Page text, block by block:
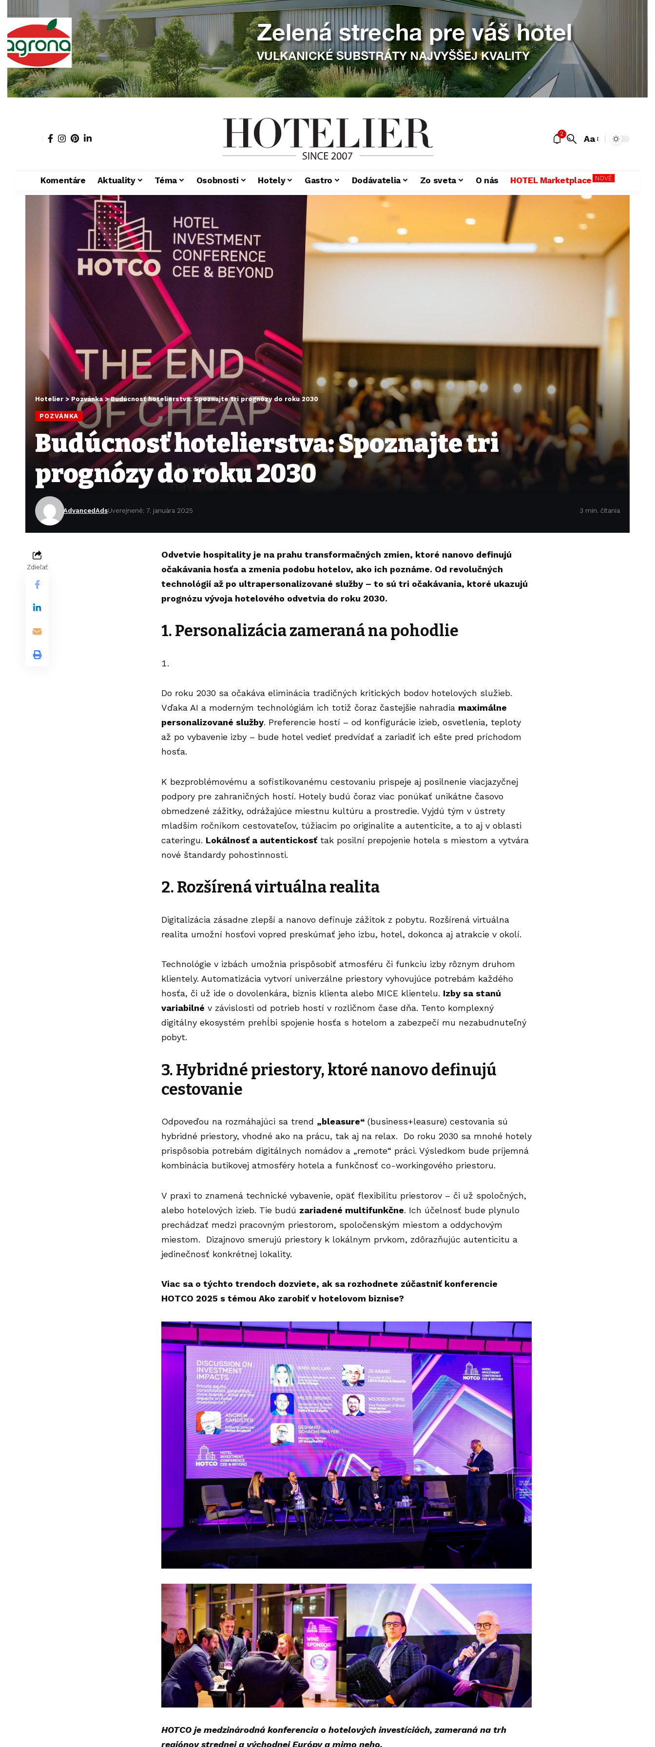
2 Aa
Komentáre Aktuality Téma Osobnosti Hotely Gastro Dodávatelia Zo sveta O nás HOTEL Marketplace NOVÉ
Hotelier >Pozvánka >Budúcnosť hotelierstva: Spoznajte tri prognózy do roku 2030
POZVÁNKA
Budúcnosť hotelierstva: Spoznajte tri
prognózy do roku 2030
AdvancedAdsUverejnené: 7. januára 2025 3 min. čítania
Zdieľať
Odvetvie hospitality je na prahu transformačných zmien, ktoré nanovo definujú
očakávania hosťa a zmenia podobu hotelov, ako ich poznáme. Od revolučných
technológií až po ultrapersonalizované služby – to sú tri očakávania, ktoré ukazujú
prognózu vývoja hotelového odvetvia do roku 2030.
1. Personalizácia zameraná na pohodlie
Do roku 2030 sa očakáva eliminácia tradičných kritických bodov hotelových služieb.
Vďaka AI a moderným technológiám ich totiž čoraz častejšie nahradia maximálne
personalizované služby. Preferencie hostí – od konfigurácie izieb, osvetlenia, teploty
až po vybavenie izby – bude hotel vedieť predvídať a zariadiť ich ešte pred príchodom
hosťa.
K bezproblémovému a sofistikovanému cestovaniu prispeje aj posilnenie viacjazyčnej
podpory pre zahraničných hostí. Hotely budú čoraz viac ponúkať unikátne časovo
obmedzené zážitky, odrážajúce miestnu kultúru a prostredie. Vyjdú tým v ústrety
mladším ročníkom cestovateľov, túžiacim po originalite a autenticite, a to aj v oblasti
cateringu. Lokálnosť a autentickosťtak posilní prepojenie hotela s miestom a vytvára
nové štandardy pohostinnosti.
2. Rozšírená virtuálna realita
Digitalizácia zásadne zlepší a nanovo definuje zážitok z pobytu. Rozšírená virtuálna
realita umožní hosťovi vopred preskúmať jeho izbu, hotel, dokonca aj atrakcie v okolí.
Technológie v izbách umožnia prispôsobiť atmosféru či funkciu izby rôznym druhom
klientely. Automatizácia vytvorí univerzálne priestory vyhovujúce potrebám každého
hosťa, či už ide o dovolenkára, biznis klienta alebo MICE klientelu. Izby sa stanú
variabilné v závislosti od potrieb hostí v rozličnom čase dňa. Tento komplexný
digitálny ekosystém prehĺbi spojenie hosťa s hotelom a zabezpečí mu nezabudnuteľný
pobyt.
3. Hybridné priestory, ktoré nanovo definujú
cestovanie
Odpoveďou na rozmáhajúci sa trend „bleasure“ (business+leasure) cestovania sú
hybridné priestory, vhodné ako na prácu, tak aj na relax. Do roku 2030 sa mnohé hotely
prispôsobia potrebám digitálnych nomádov a „remote“ práci. Výsledkom bude príjemná
kombinácia butikovej atmosféry hotela a funkčnosť co-workingového priestoru.
V praxi to znamená technické vybavenie, opäť flexibilitu priestorov – či už spoločných,
alebo hotelových izieb. Tie budú zariadené multifunkčne. Ich účelnosť bude plynulo
prechádzať medzi pracovným priestorom, spoločenským miestom a oddychovým
miestom. Dizajnovo smerujú priestory k lokálnym prvkom, zdôrazňujúc autenticitu a
jedinečnosť konkrétnej lokality.
Viac sa o týchto trendoch dozviete, ak sa rozhodnete zúčastniť konferencie
HOTCO 2025 s témou Ako zarobiť v hotelovom biznise?
HOTCO je medzinárodná konferencia o hotelových investíciách, zameraná na trh
regiónov strednej a východnej Európy a mimo neho.